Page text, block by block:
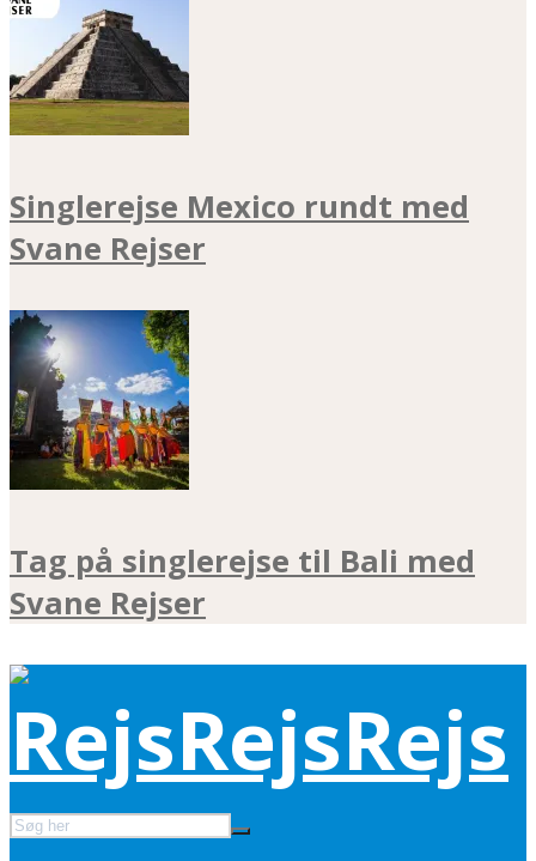
Singlerejse Mexico rundt med
Svane Rejser
Tag på singlerejse til Bali med
Svane Rejser